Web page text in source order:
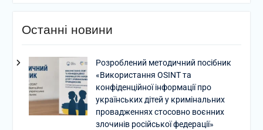
Останні новини
Розроблений методичний посібник
«Використання OSINT та
конфіденційної інформації про
українських дітей у кримінальних
провадженнях стосовно воєнних
злочинів російської федерації»